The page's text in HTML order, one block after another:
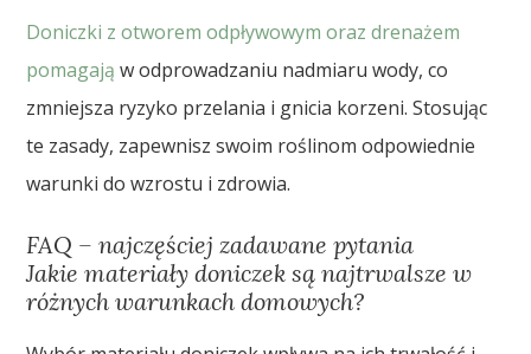
Doniczki z otworem odpływowym oraz drenażem
pomagają w odprowadzaniu nadmiaru wody, co
zmniejsza ryzyko przelania i gnicia korzeni. Stosując
te zasady, zapewnisz swoim roślinom odpowiednie
warunki do wzrostu i zdrowia.
FAQ – najczęściej zadawane pytania
Jakie materiały doniczek są najtrwalsze w
różnych warunkach domowych?